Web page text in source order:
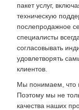
пакет услуг,
техническую
послепродажное
специалисты
согласовывать
удовлетворять
клиентов.
Мы понимаем, что
Поэтому мы не
качества наших